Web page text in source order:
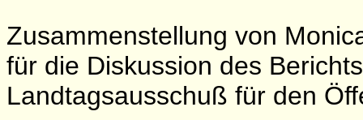
Zusammenstellung von
für die Diskussion des
Landtagsausschuß für den